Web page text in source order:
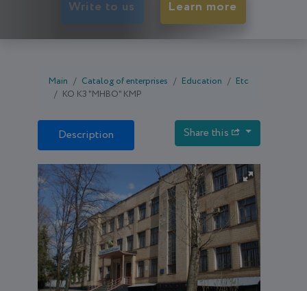
Write to us Learn more
Main Catalog of enterprises Education
Etc
КО КЗ "МНВО" КМР
Description Share this